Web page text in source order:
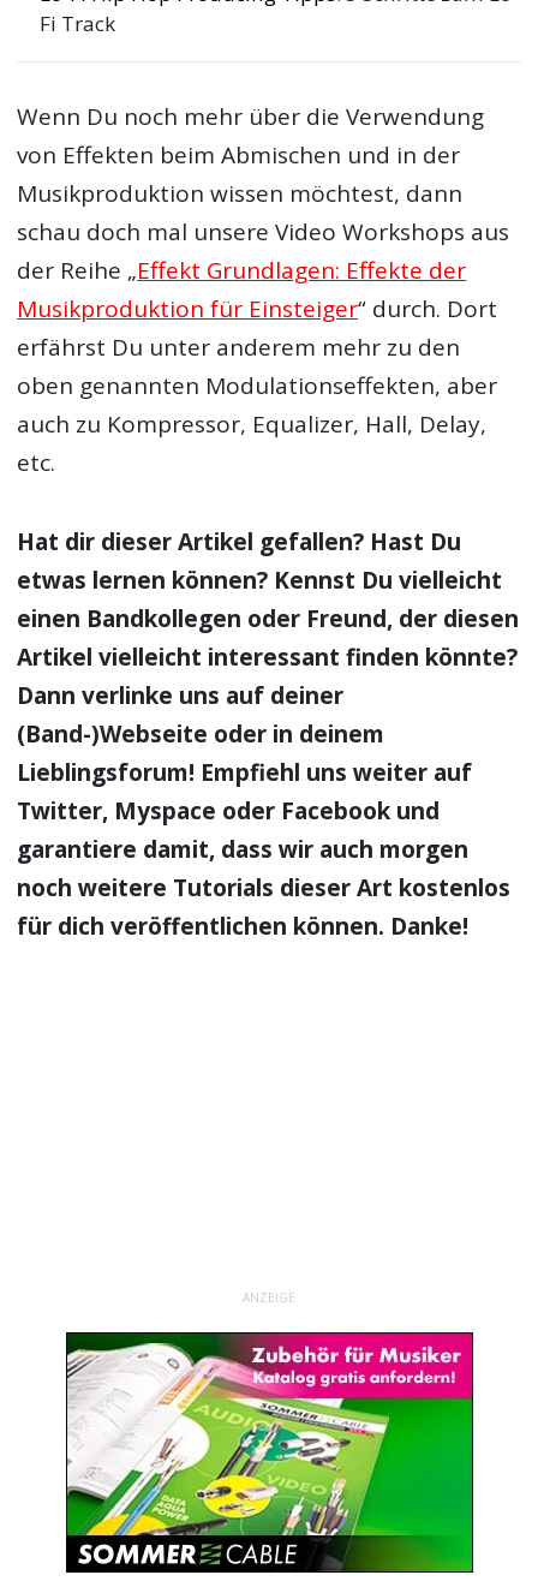
Fi Track
Wenn Du noch mehr über die Verwendung
von Effekten beim Abmischen und in der
Musikproduktion wissen möchtest, dann
schau doch mal unsere Video Workshops aus
der Reihe „Effekt Grundlagen: Effekte der
Musikproduktion für Einsteiger“ durch. Dort
erfährst Du unter anderem mehr zu den
oben genannten Modulationseffekten, aber
auch zu Kompressor, Equalizer, Hall, Delay,
etc.
Hat dir dieser Artikel gefallen? Hast Du
etwas lernen können? Kennst Du vielleicht
einen Bandkollegen oder Freund, der diesen
Artikel vielleicht interessant finden könnte?
Dann verlinke uns auf deiner
(Band-)Webseite oder in deinem
Lieblingsforum! Empfiehl uns weiter auf
Twitter, Myspace oder Facebook und
garantiere damit, dass wir auch morgen
noch weitere Tutorials dieser Art kostenlos
für dich veröffentlichen können. Danke!
ANZEIGE